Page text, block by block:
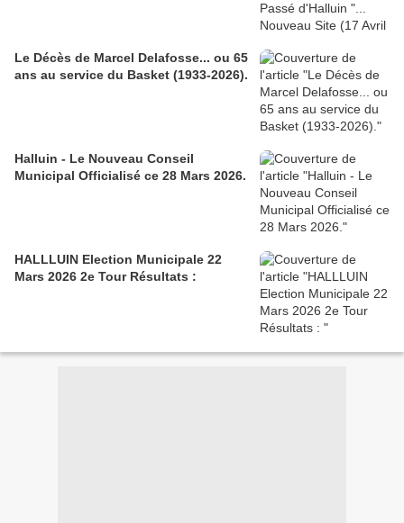
Le Décès de Marcel Delafosse... ou 65
ans au service du Basket (1933-2026).
Halluin - Le Nouveau Conseil
Municipal Officialisé ce 28 Mars 2026.
HALLLUIN Election Municipale 22
Mars 2026 2e Tour Résultats :